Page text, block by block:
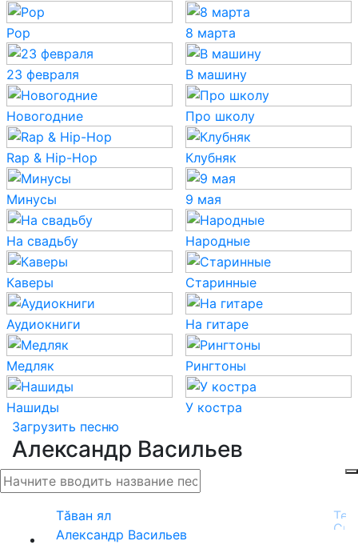
Pop 8 марта
23 февраля В машину
Новогодние Про школу
Rap & Hip-Hop Клубняк
Минусы 9 мая
На свадьбу Народные
Каверы Старинные
Аудиокниги На гитаре
Медляк Рингтоны
Нашиды
У костра
Загрузить песню
Александр Васильев
Тăван ял
Александр Васильев